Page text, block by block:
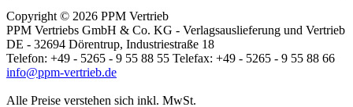
Copyright © 2026 PPM Vertrieb
PPM Vertriebs GmbH & Co. KG - Verlagsauslieferung und Vertrieb
DE - 32694 Dörentrup, Industriestraße 18
Telefon: +49 - 5265 - 9 55 88 55 Telefax: +49 - 5265 - 9 55 88 66
info@ppm-vertrieb.de
Alle Preise verstehen sich inkl. MwSt.